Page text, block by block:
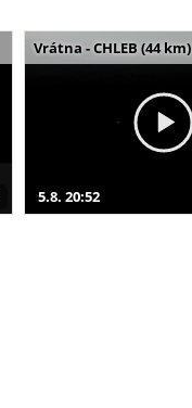
Vrátna - CHLEB (44 km)
5.8. 20:52